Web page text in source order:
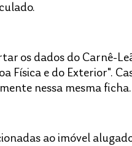
os dados do Carnê-
Física e do Exterior".
nessa mesma ficha.​
ao imóvel